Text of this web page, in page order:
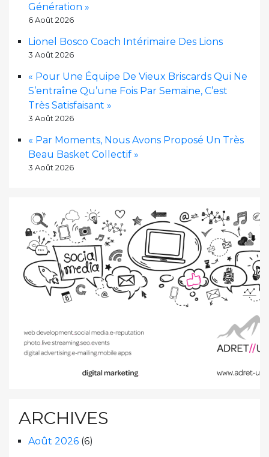
Génération »
6 Août 2026
Lionel Bosco Coach Intérimaire Des Lions
3 Août 2026
« Pour Une Équipe De Vieux Briscards Qui Ne
S’entraîne Qu’une Fois Par Semaine, C’est
Très Satisfaisant »
3 Août 2026
« Par Moments, Nous Avons Proposé Un Très
Beau Basket Collectif »
3 Août 2026
ARCHIVES
Août 2026 (6)